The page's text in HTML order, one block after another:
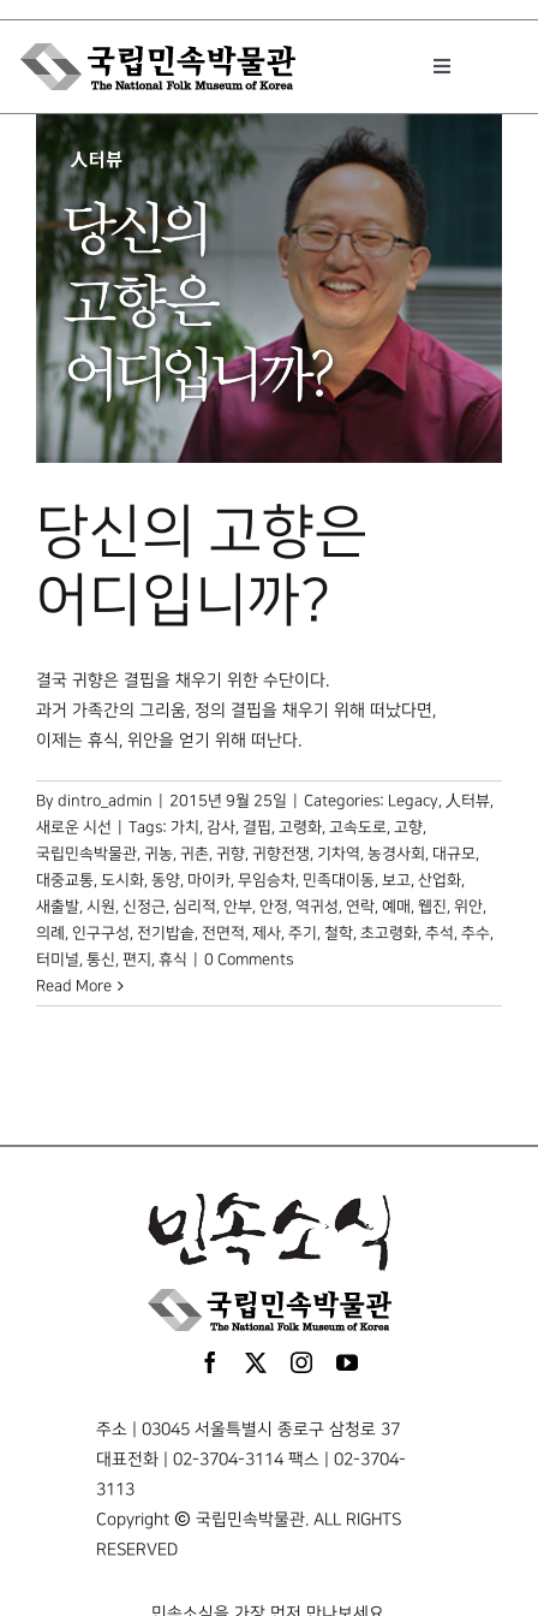
Skip
content
Toggle
박물관에서는
민속이야기
민속 인사이드
원문보기 PDF
박물관 홈페이지
당신의 고향은
어디입니까?
결국 귀향은 결핍을 채우기 위한 수단이다.
과거 가족간의 그리움, 정의 결핍을 채우기 위해 떠났다면,
이제는 휴식, 위안을 얻기 위해 떠난다.
By dintro_admin 2015년 9월 25일 Categories: Legacy, 人터뷰,
새로운 시선
Tags: 가치 , 감사, 결핍, 고령화, 고속도로, 고향,
국립민속박물관, 귀농, 귀촌, 귀향, 귀향전쟁, 기차역, 농경사회 , 대규모,
대중교통, 도시화, 동양, 마이카, 무임승차, 민족대이동, 보고, 산업화,
새출발, 시원, 신정근, 심리적, 안부, 안정, 역귀성, 연락, 예매 , 웹진, 위안,
의례 , 인구구성, 전기밥솥, 전면적, 제사, 주기 , 철학, 초고령화, 추석, 추수,
터미널, 통신, 편지 , 휴식
0 Comments
Read More
주소 | 03045 서울특별시 종로구 삼청로 37
대표전화 | 02-3704-3114 팩스 | 02-3704-
3113
Copyright © 국립민속박물관. ALL RIGHTS
RESERVED